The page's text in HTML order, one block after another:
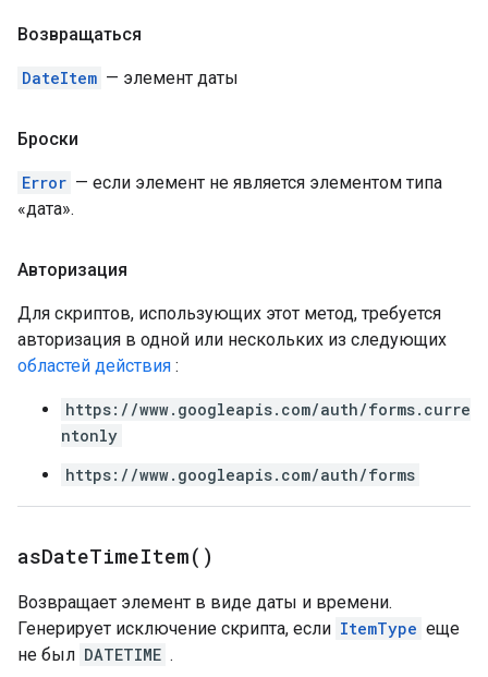
Возвращаться
DateItem — элемент даты
Броски
Error — если элемент не является элементом типа
«дата».
Авторизация
Для скриптов, использующих этот метод, требуется
авторизация в одной или нескольких из следующих
областей действия :
https://www.googleapis.com/auth/forms.curre
ntonly
https://www.googleapis.com/auth/forms
asDateTimeItem( )
Возвращает элемент в виде даты и времени.
Генерирует исключение скрипта, если ItemType еще
не был DATETIME .